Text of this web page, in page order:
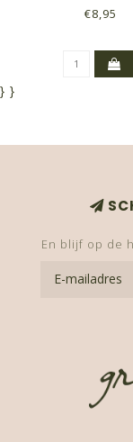
€8,95
} }
En blijf op de